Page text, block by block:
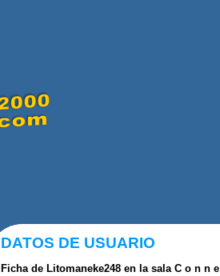
DATOS DE USUARIO
Ficha de Litomaneke248 en la sala C o n n